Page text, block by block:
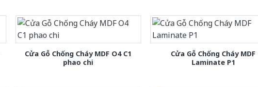
Cửa Gỗ Chống Cháy MDF O4 C1
phao chi
Cửa Gỗ Chống Cháy MDF
Laminate P1